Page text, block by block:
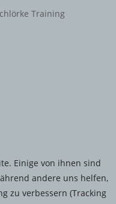
Training
Einige von ihnen sind
andere uns helfen,
zu verbessern (Tracking